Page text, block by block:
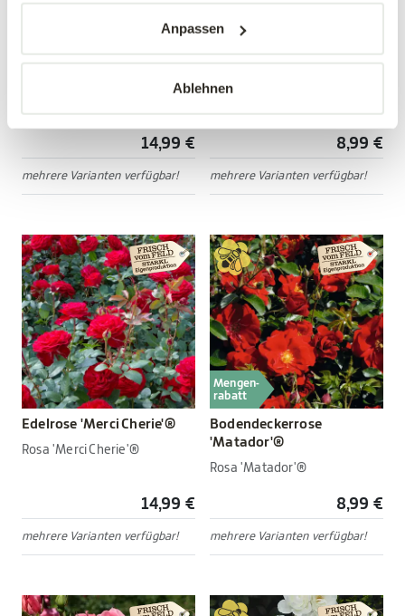
Anpassen
Ablehnen
Edelrose 'Nostalgie'®
14,99 €
mehrere Varianten verfügbar!
Mengen-
rabatt
Bodendeckerrose
'Mirato'®
8,99 €
mehrere Varianten verfügbar!
Edelrose 'Merci Cherie'®
Rosa 'Merci Cherie'®
14,99 €
mehrere Varianten verfügbar!
Mengen-
rabatt
Bodendeckerrose
'Matador'®
Rosa 'Matador'®
8,99 €
mehrere Varianten verfügbar!